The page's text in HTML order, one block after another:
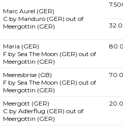
Marc Aurel (GER)
C by Manduro (GER) out of
Meergottin (GER)
Maria (GER)
F by Sea The Moon (GER) out of
Meergottin (GER)
Meeresbrise (GB)
F by Sea The Moon (GER) out of
Meergottin (GER)
Meergott (GER)
C by Adlerflug (GER) out of
Meergottin (GER)